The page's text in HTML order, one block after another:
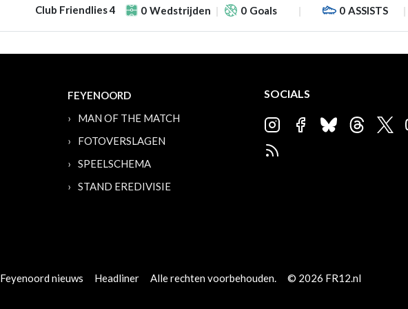
Club Friendlies 4 0 Wedstrijden 0 Goals 0 ASSISTS
FEYENOORD
MAN OF THE MATCH
FOTOVERSLAGEN
SPEELSCHEMA
STAND EREDIVISIE
SOCIALS
Feyenoord nieuws Headliner Alle rechten voorbehouden. © 2026 FR12.nl